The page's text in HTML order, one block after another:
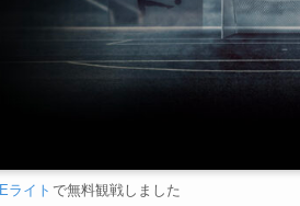
ライト で無料観戦しました